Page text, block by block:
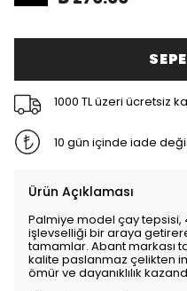
1000 TL üzeri ücretsiz
10 gün içinde iade
Ürün Açıklaması
Palmiye model çay tepsisi,
işlevselliği bir araya
tamamlar. Abant markası
kalite paslanmaz çelikten
ömür ve dayanıklılık